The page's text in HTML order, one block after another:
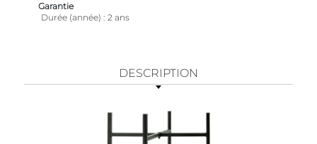
Garantie
Durée (année)
2 ans
DESCRIPTION